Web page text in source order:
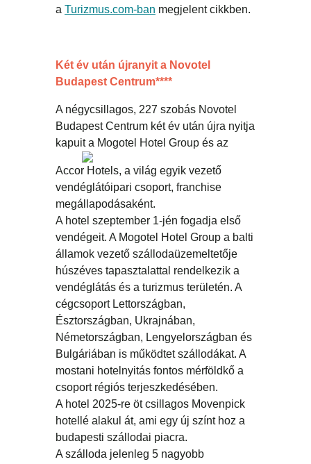
a Turizmus.com-ban megjelent cikkben.
Két év után újranyit a Novotel
Budapest Centrum****
A négycsillagos, 227 szobás Novotel
Budapest Centrum két év után újra nyitja
kapuit a Mogotel Hotel Group és az
Accor Hotels, a világ egyik vezető
vendéglátóipari csoport, franchise
megállapodásaként.
A hotel szeptember 1-jén fogadja első
vendégeit. A Mogotel Hotel Group a balti
államok vezető szállodaüzemeltetője
húszéves tapasztalattal rendelkezik a
vendéglátás és a turizmus területén. A
cégcsoport Lettországban,
Észtországban, Ukrajnában,
Németországban, Lengyelországban és
Bulgáriában is működtet szállodákat. A
mostani hotelnyitás fontos mérföldkő a
csoport régiós terjeszkedésében.
A hotel 2025-re öt csillagos Movenpick
hotellé alakul át, ami egy új színt hoz a
budapesti szállodai piacra.
A szálloda jelenleg 5 nagyobb